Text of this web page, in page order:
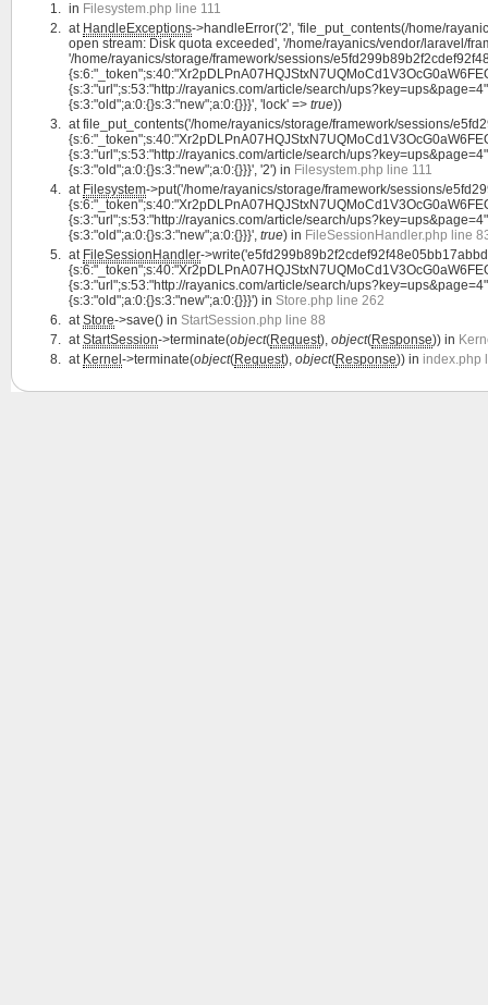
in Filesystem.php line 111
at HandleExceptions->handleError('2', 'file_put_contents(/home/
open stream: Disk quota exceeded', '/home/rayanics/vendor/laravel/
'/home/rayanics/storage/framework/sessions/
{s:3:"url";s:53:"http://rayanics.com/article/search/
{s:3:"old";a:0:{}s:3:"new";a:0:{}}}', 'lock' => true))
at file_put_contents('/home/rayanics/storage/framework/sessions/
{s:3:"url";s:53:"http://rayanics.com/article/search/
{s:3:"old";a:0:{}s:3:"new";a:0:{}}}', '2') in Filesystem.php line 111
at Filesystem->put('/home/rayanics/storage/framework/sessions/
{s:3:"url";s:53:"http://rayanics.com/article/search/
{s:3:"old";a:0:{}s:3:"new";a:0:{}}}', true) in FileSessionHandler.php line
at FileSessionHandler-
{s:3:"url";s:53:"http://rayanics.com/article/search/
{s:3:"old";a:0:{}s:3:"new";a:0:{}}}') in Store.php line 262
at Store->save() in StartSession.php line 88
at StartSession->terminate(object(Request), object(Response)) in
at Kernel->terminate(object(Request), object(Response)) in index.php